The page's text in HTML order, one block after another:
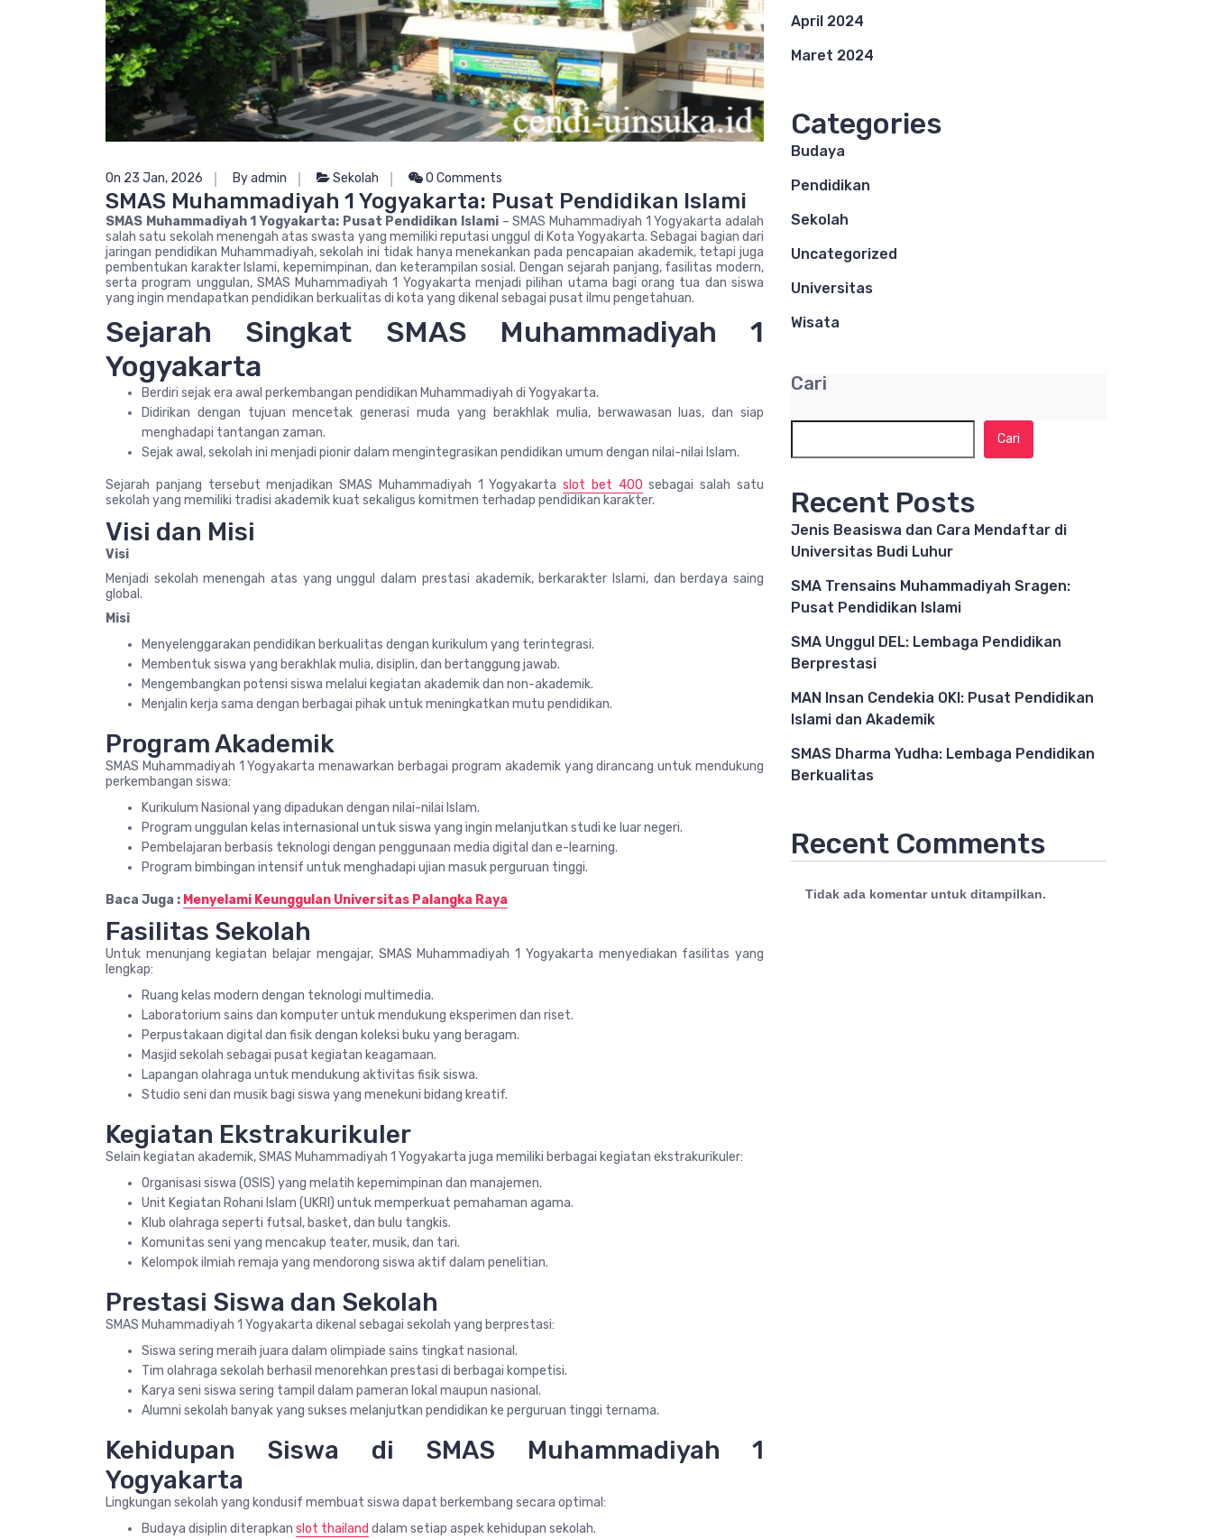
On 23 Jan, 2026 By admin Sekolah 0 Comments
SMAS Muhammadiyah 1 Yogyakarta: Pusat Pendidikan Islami
SMAS Muhammadiyah 1 Yogyakarta: Pusat Pendidikan Islami – SMAS Muhammadiyah 1 Yogyakarta adalah
salah satu sekolah menengah atas swasta yang memiliki reputasi unggul di Kota Yogyakarta. Sebagai bagian dari
jaringan pendidikan Muhammadiyah, sekolah ini tidak hanya menekankan pada pencapaian akademik, tetapi juga
pembentukan karakter Islami, kepemimpinan, dan keterampilan sosial. Dengan sejarah panjang, fasilitas modern,
serta program unggulan, SMAS Muhammadiyah 1 Yogyakarta menjadi pilihan utama bagi orang tua dan siswa
yang ingin mendapatkan pendidikan berkualitas di kota yang dikenal sebagai pusat ilmu pengetahuan.
Sejarah Singkat SMAS Muhammadiyah 1
Yogyakarta
Berdiri sejak era awal perkembangan pendidikan Muhammadiyah di Yogyakarta.
Didirikan dengan tujuan mencetak generasi muda yang berakhlak mulia, berwawasan luas, dan siap
menghadapi tantangan zaman.
Sejak awal, sekolah ini menjadi pionir dalam mengintegrasikan pendidikan umum dengan nilai-nilai Islam.
Sejarah panjang tersebut menjadikan SMAS Muhammadiyah 1 Yogyakartaslot bet 400 sebagai salah satu
sekolah yang memiliki tradisi akademik kuat sekaligus komitmen terhadap pendidikan karakter.
Visi dan Misi
Visi
Menjadi sekolah menengah atas yang unggul dalam prestasi akademik, berkarakter Islami, dan berdaya saing
global.
Misi
Menyelenggarakan pendidikan berkualitas dengan kurikulum yang terintegrasi.
Membentuk siswa yang berakhlak mulia, disiplin, dan bertanggung jawab.
Mengembangkan potensi siswa melalui kegiatan akademik dan non-akademik.
Menjalin kerja sama dengan berbagai pihak untuk meningkatkan mutu pendidikan.
Program Akademik
SMAS Muhammadiyah 1 Yogyakarta menawarkan berbagai program akademik yang dirancang untuk mendukung
perkembangan siswa:
Kurikulum Nasional yang dipadukan dengan nilai-nilai Islam.
Program unggulan kelas internasional untuk siswa yang ingin melanjutkan studi ke luar negeri.
Pembelajaran berbasis teknologi dengan penggunaan media digital dan e-learning.
Program bimbingan intensif untuk menghadapi ujian masuk perguruan tinggi.
Baca Juga : Menyelami Keunggulan Universitas Palangka Raya
Fasilitas Sekolah
Untuk menunjang kegiatan belajar mengajar, SMAS Muhammadiyah 1 Yogyakarta menyediakan fasilitas yang
lengkap:
Ruang kelas modern dengan teknologi multimedia.
Laboratorium sains dan komputer untuk mendukung eksperimen dan riset.
Perpustakaan digital dan fisik dengan koleksi buku yang beragam.
Masjid sekolah sebagai pusat kegiatan keagamaan.
Lapangan olahraga untuk mendukung aktivitas fisik siswa.
Studio seni dan musik bagi siswa yang menekuni bidang kreatif.
Kegiatan Ekstrakurikuler
Selain kegiatan akademik, SMAS Muhammadiyah 1 Yogyakarta juga memiliki berbagai kegiatan ekstrakurikuler:
Organisasi siswa (OSIS) yang melatih kepemimpinan dan manajemen.
Unit Kegiatan Rohani Islam (UKRI) untuk memperkuat pemahaman agama.
Klub olahraga seperti futsal, basket, dan bulu tangkis.
Komunitas seni yang mencakup teater, musik, dan tari.
Kelompok ilmiah remaja yang mendorong siswa aktif dalam penelitian.
Prestasi Siswa dan Sekolah
SMAS Muhammadiyah 1 Yogyakarta dikenal sebagai sekolah yang berprestasi:
Siswa sering meraih juara dalam olimpiade sains tingkat nasional.
Tim olahraga sekolah berhasil menorehkan prestasi di berbagai kompetisi.
Karya seni siswa sering tampil dalam pameran lokal maupun nasional.
Alumni sekolah banyak yang sukses melanjutkan pendidikan ke perguruan tinggi ternama.
Kehidupan Siswa di SMAS Muhammadiyah 1
Yogyakarta
Lingkungan sekolah yang kondusif membuat siswa dapat berkembang secara optimal:
Budaya disiplin diterapkan slot thailand dalam setiap aspek kehidupan sekolah.
April 2024
Maret 2024
Categories
Budaya
Pendidikan
Sekolah
Uncategorized
Universitas
Wisata
Cari
Cari
Recent Posts
Jenis Beasiswa dan Cara Mendaftar di
Universitas Budi Luhur
SMA Trensains Muhammadiyah Sragen:
Pusat Pendidikan Islami
SMA Unggul DEL: Lembaga Pendidikan
Berprestasi
MAN Insan Cendekia OKI: Pusat Pendidikan
Islami dan Akademik
SMAS Dharma Yudha: Lembaga Pendidikan
Berkualitas
Recent Comments
Tidak ada komentar untuk ditampilkan.